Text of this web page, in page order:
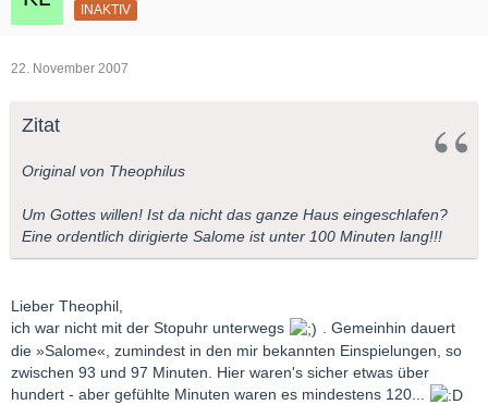
INAKTIV
22. November 2007
Zitat
Original von Theophilus
Um Gottes willen! Ist da nicht das ganze Haus eingeschlafen?
Eine ordentlich dirigierte Salome ist unter 100 Minuten lang!!!
Lieber Theophil,
ich war nicht mit der Stopuhr unterwegs
. Gemeinhin dauert
die »Salome«, zumindest in den mir bekannten Einspielungen, so
zwischen 93 und 97 Minuten. Hier waren's sicher etwas über
hundert - aber gefühlte Minuten waren es mindestens 120...